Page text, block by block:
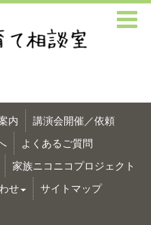
内 講演会開催／依頼
よくあるご質問
家族ニコニコプロジェクト
せ サイトマップ